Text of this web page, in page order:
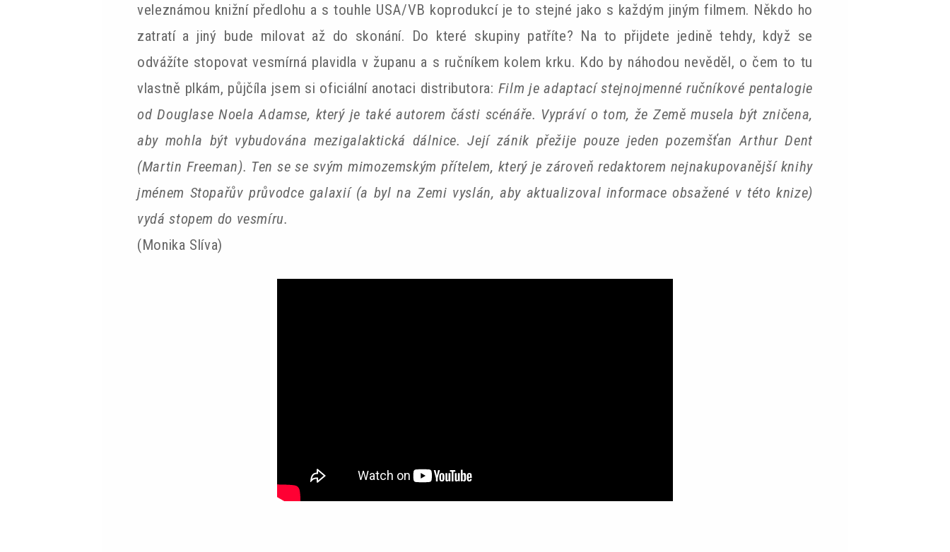
veleznámou knižní předlohu a s touhle USA/VB koprodukcí je to stejné jako s každým jiným filmem. Někdo ho
zatratí a jiný bude milovat až do skonání. Do které skupiny patříte? Na to přijdete jedině tehdy, když se
odvážíte stopovat vesmírná plavidla v županu a s ručníkem kolem krku. Kdo by náhodou nevěděl, o čem to tu
vlastně plkám, půjčíla jsem si oficiální anotaci distributora: Film je adaptací stejnojmenné ručníkové pentalogie
od Douglase Noela Adamse, který je také autorem části scénáře. Vypráví o tom, že Země musela být zničena,
aby mohla být vybudována mezigalaktická dálnice. Její zánik přežije pouze jeden pozemšťan Arthur Dent
(Martin Freeman). Ten se se svým mimozemským přítelem, který je zároveň redaktorem nejnakupovanější knihy
jménem Stopařův průvodce galaxií (a byl na Zemi vyslán, aby aktualizoval informace obsažené v této knize)
vydá stopem do vesmíru.
(Monika Slíva)